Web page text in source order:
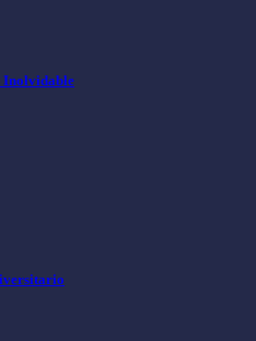
Inolvidable